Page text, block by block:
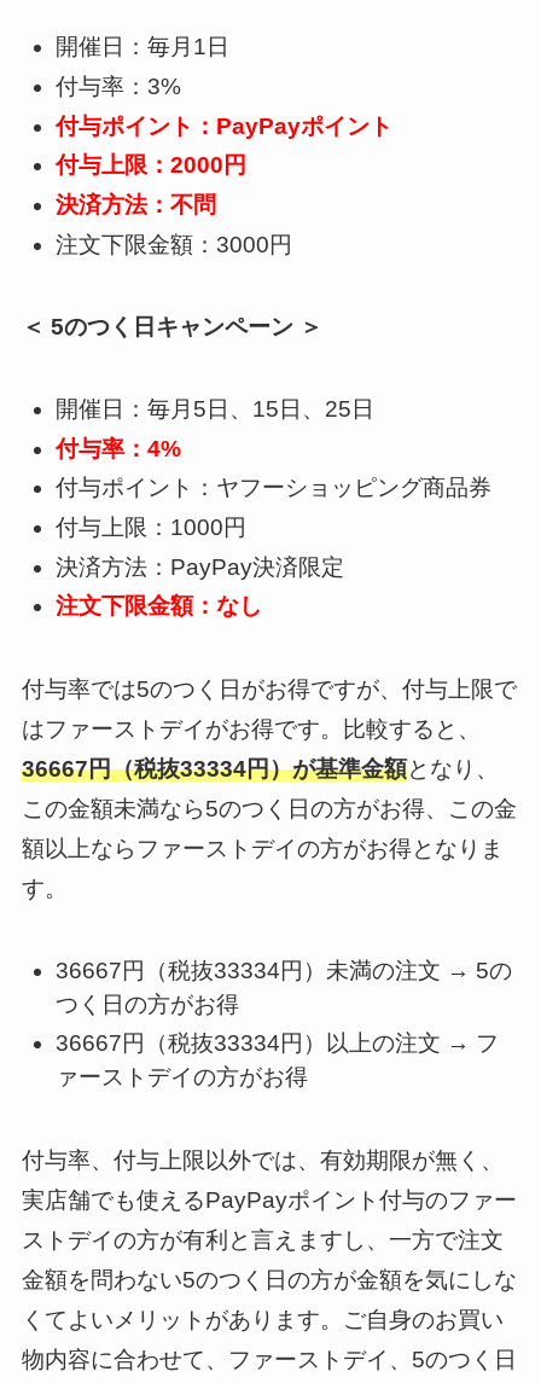
開催日：毎月1日
付与率：3%
付与ポイント：PayPayポイント
付与上限：2000円
決済方法：不問
注文下限金額：3000円
＜ 5のつく日キャンペーン ＞
開催日：毎月5日、15日、25日
付与率：4%
付与ポイント：ヤフーショッピング商品券
付与上限：1000円
決済方法：PayPay決済限定
注文下限金額：なし
付与率では5のつく日がお得ですが、付与上限で
はファーストデイがお得です。比較すると、
36667円（税抜33334円）が基準金額となり、
この金額未満なら5のつく日の方がお得、この金
額以上ならファーストデイの方がお得となりま
す。
36667円（税抜33334円）未満の注文 → 5の
つく日の方がお得
36667円（税抜33334円）以上の注文 → フ
ァーストデイの方がお得
付与率、付与上限以外では、有効期限が無く、
実店舗でも使えるPayPayポイント付与のファー
ストデイの方が有利と言えますし、一方で注文
金額を問わない5のつく日の方が金額を気にしな
くてよいメリットがあります。ご自身のお買い
物内容に合わせて、ファーストデイ、5のつく日